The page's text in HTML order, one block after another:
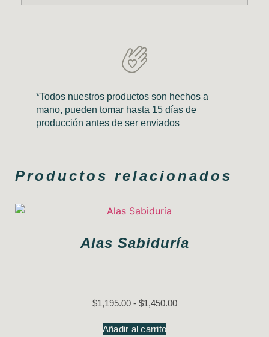
*Todos nuestros productos son hechos a
mano, pueden tomar hasta 15 días de
producción antes de ser enviados
Productos relacionados
Alas Sabiduría
$1,195.00 - $1,450.00
Añadir al carrito